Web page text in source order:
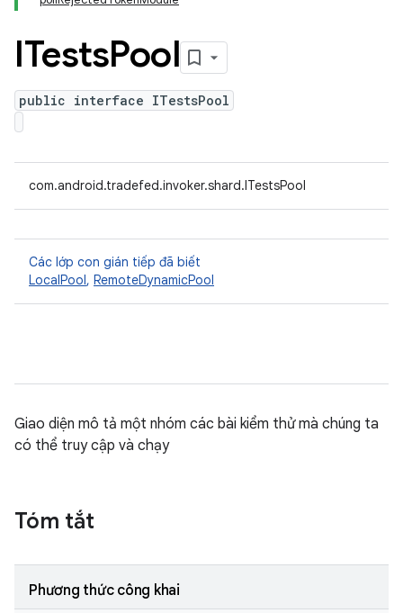
ITestsPool
public interface ITestsPool
com.android.tradefed.invoker.shard.ITestsPool
Các lớp con gián tiếp đã biết
LocalPool, RemoteDynamicPool
Giao diện mô tả một nhóm các bài kiểm thử mà chúng ta
có thể truy cập và chạy
Tóm tắt
Phương thức công khai